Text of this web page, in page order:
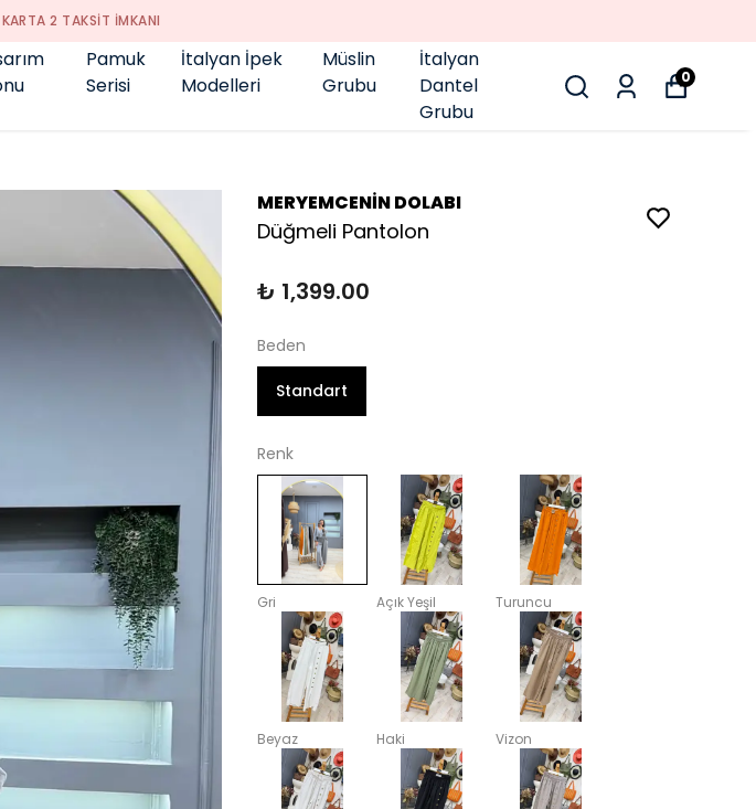
BEDEN 👑
Pamuk
Serisi
İtalyan İpek
Modelleri
Müslin
Grubu
İtalyan
Dantel
Grubu
0
MERYEMCENİN DOLABI
Düğmeli Pantolon
₺ 1,399.00
Beden
Standart
Renk
Gri Açık Yeşil Turuncu
Beyaz Haki Vizon